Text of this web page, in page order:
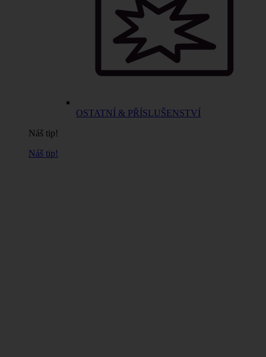
OSTATNÍ & PŘÍSLUŠENSTVÍ
Náš tip!
Náš tip!